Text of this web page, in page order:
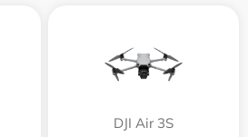
DJI Air 3S